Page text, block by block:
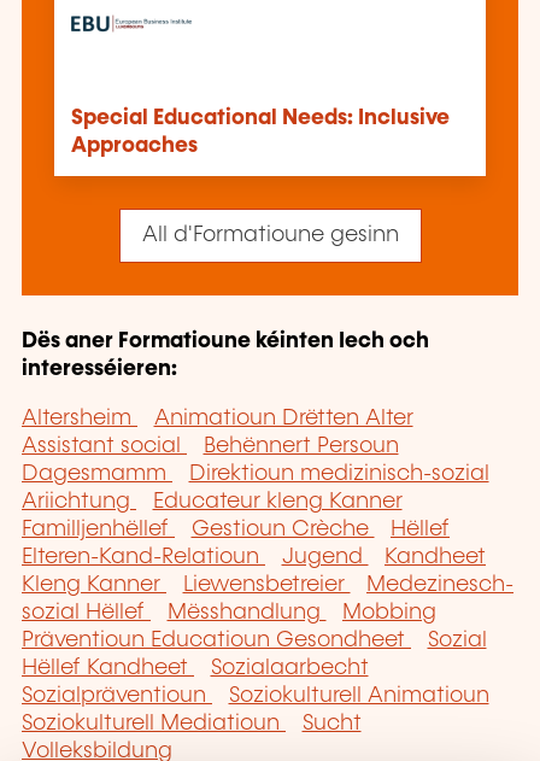
Special Educational Needs: Inclusive
Approaches
All d'Formatioune gesinn
Dës aner Formatioune kéinten Iech och
interesséieren:
Altersheim
Animatioun Drëtten Alter
Assistant social
Behënnert Persoun
Dagesmamm
Direktioun medizinisch-sozial
Ariichtung
Educateur kleng Kanner
Familljenhëllef
Gestioun Crèche
Hëllef
Elteren-Kand-Relatioun
Jugend
Kandheet
Kleng Kanner
Liewensbetreier
Medezinesch-
sozial Hëllef
Mësshandlung
Mobbing
Präventioun Educatioun Gesondheet
Sozial
Hëllef Kandheet
Sozialaarbecht
Sozialpräventioun
Soziokulturell Animatioun
Soziokulturell Mediatioun
Sucht
Volleksbildung